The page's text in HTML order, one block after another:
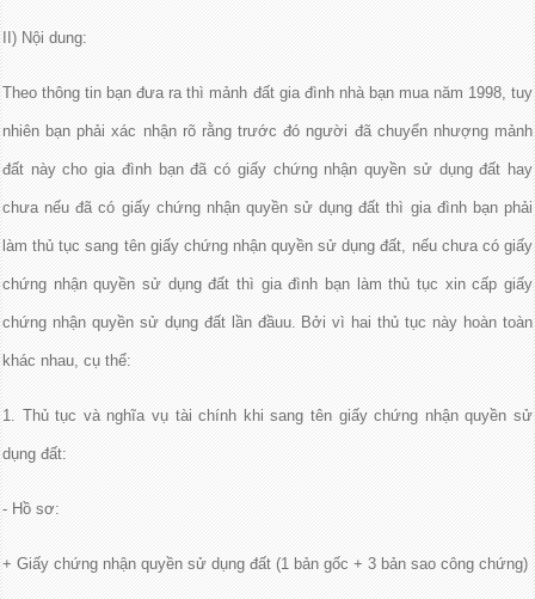
II) Nội dung:
Theo thông tin bạn đưa ra thì mảnh đất gia đình nhà bạn mua năm 1998, tuy
nhiên bạn phải xác nhận rõ rằng trước đó người đã chuyển nhượng mảnh
đất này cho gia đình bạn đã có giấy chứng nhận quyền sử dụng đất hay
chưa nếu đã có giấy chứng nhận quyền sử dụng đất thì gia đình bạn phải
làm thủ tục sang tên giấy chứng nhận quyền sử dụng đất, nếu chưa có giấy
chứng nhận quyền sử dụng đất thì gia đình bạn làm thủ tục xin cấp giấy
chứng nhận quyền sử dụng đất lần đầuu. Bởi vì hai thủ tục này hoàn toàn
khác nhau, cụ thể:
1. Thủ tục và nghĩa vụ tài chính khi sang tên giấy chứng nhận quyền sử
dụng đất:
- Hồ sơ:
+ Giấy chứng nhận quyền sử dụng đất (1 bản gốc + 3 bản sao công chứng)